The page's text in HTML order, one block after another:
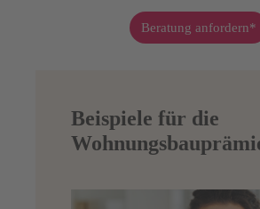
Beratung anfordern*
Beispiele für die